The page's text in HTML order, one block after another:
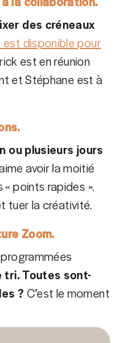
des créneaux
disponible pour
est en réunion
et Stéphane est à
ou plusieurs jours
avoir la moitié
points rapides ».
tuer la créativité.
Zoom.
tri. Toutes sont-
? C’est le moment